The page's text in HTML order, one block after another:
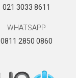
021 3033 8611
WHATSAPP
0811 2850 0860